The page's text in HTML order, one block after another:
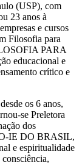
(USP), com
23 anos à
e cursos
Filosofia para
PARA
educacional e
crítico e
os 6 anos,
se Preletora
dos
IE DO BRASIL,
e espiritualidade